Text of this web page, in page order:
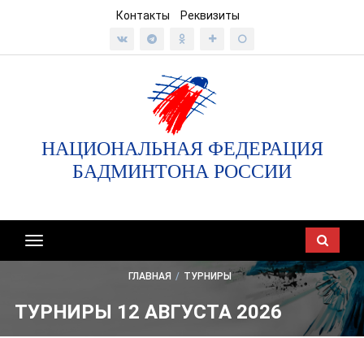
Контакты Реквизиты
НАЦИОНАЛЬНАЯ ФЕДЕРАЦИЯ
БАДМИНТОНА РОССИИ
Показать/
скрыть
ГЛАВНАЯ / ТУРНИРЫ
ТУРНИРЫ 12 АВГУСТА 2026